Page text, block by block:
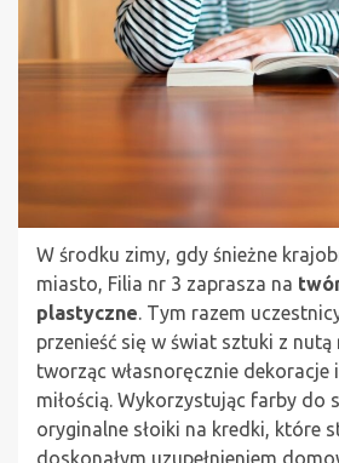
W środku zimy, gdy śnieżne
miasto, Filia nr 3 zaprasza na
plastyczne. Tym razem
przenieść się w świat sztuki z
tworząc własnoręcznie dekoracje
miłością. Wykorzystując farby do
oryginalne słoiki na kredki, które
doskonałym uzupełnieniem